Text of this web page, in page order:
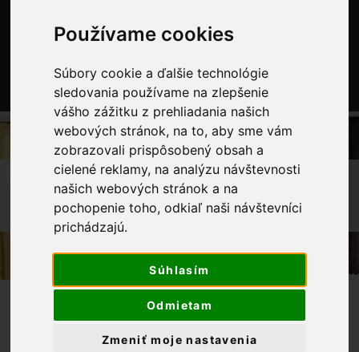
Používame cookies
Súbory cookie a ďalšie technológie
sledovania používame na zlepšenie
vášho zážitku z prehliadania našich
webových stránok, na to, aby sme vám
zobrazovali prispôsobený obsah a
cielené reklamy, na analýzu návštevnosti
našich webových stránok a na
pochopenie toho, odkiaľ naši návštevníci
prichádzajú.
Súhlasím
Odmietam
Zmeniť moje nastavenia
0
OBCHOD
LÁTKY METRÁŽ
BAVLNENÁ LÁTKA BIELA BODKA 2MM
NA ŠKORICOVOM PODKLADE